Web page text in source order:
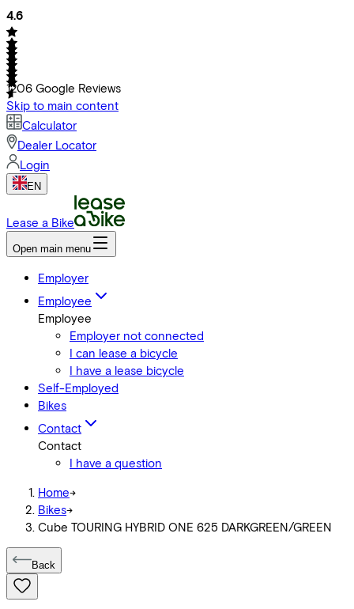
4.6
1206 Google Reviews
Skip to main content
Calculator
Dealer Locator
Login
EN
Lease a Bike
Open main menu
Employer
Employee
Employee
Employer not connected
I can lease a bicycle
I have a lease bicycle
Self-Employed
Bikes
Contact
Contact
I have a question
Home->
Bikes->
Cube TOURING HYBRID ONE 625 DARKGREEN/GREEN
Back